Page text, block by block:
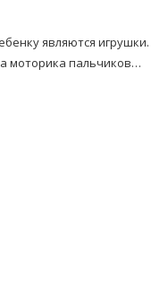
являются игрушки.
моторика пальчиков…